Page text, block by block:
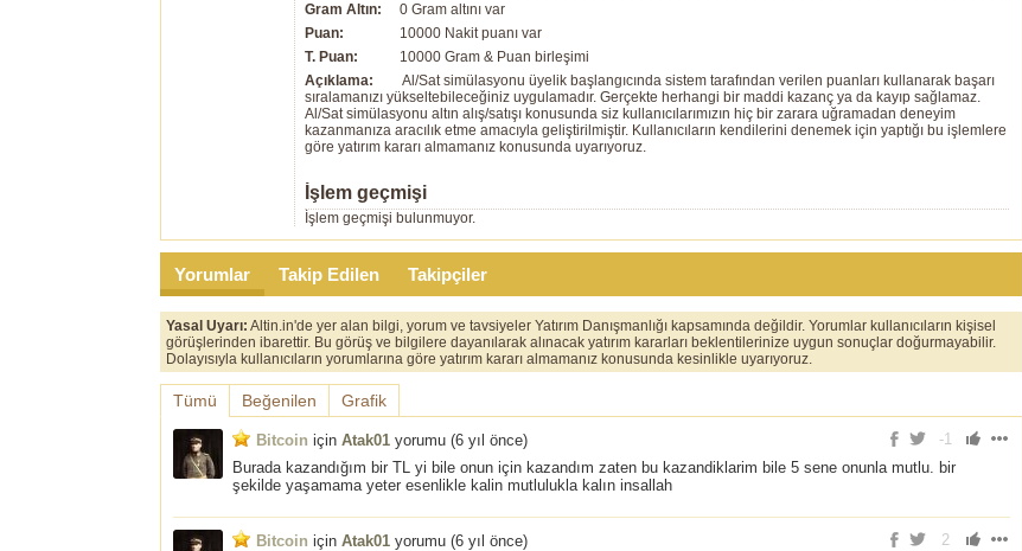
Gram Altın:
0 Gram altını var
Puan:
10000 Nakit puanı var
T. Puan:
10000 Gram & Puan birleşimi
Açıklama:
Al/Sat simülasyonu üyelik başlangıcında sistem tarafından verilen puanları kullanarak başarı
sıralamanızı yükseltebileceğiniz uygulamadır. Gerçekte herhangi bir maddi kazanç ya da kayıp sağlamaz.
Al/Sat simülasyonu altın alış/satışı konusunda siz kullanıcılarımızın hiç bir zarara uğramadan deneyim
kazanmanıza aracılık etme amacıyla geliştirilmiştir. Kullanıcıların kendilerini denemek için yaptığı bu işlemlere
göre yatırım kararı almamanız konusunda uyarıyoruz.
İşlem geçmişi
İşlem geçmişi bulunmuyor.
Yorumlar Takip Edilen Takipçiler
Yasal Uyarı: Altin.in'de yer alan bilgi, yorum ve tavsiyeler Yatırım Danışmanlığı kapsamında değildir. Yorumlar kullanıcıların kişisel
görüşlerinden ibarettir. Bu görüş ve bilgilere dayanılarak alınacak yatırım kararları beklentilerinize uygun sonuçlar doğurmayabilir.
Dolayısıyla kullanıcıların yorumlarına göre yatırım kararı almamanız konusunda kesinlikle uyarıyoruz.
Tümü Beğenilen Grafik
-1
Bitcoin için Atak01 yorumu (6 yıl önce)
Burada kazandığım bir TL yi bile onun için kazandım zaten bu kazandiklarim bile 5 sene onunla mutlu. bir
şekilde yaşamama yeter esenlikle kalin mutlulukla kalın insallah
2
Bitcoin için Atak01 yorumu (6 yıl önce)